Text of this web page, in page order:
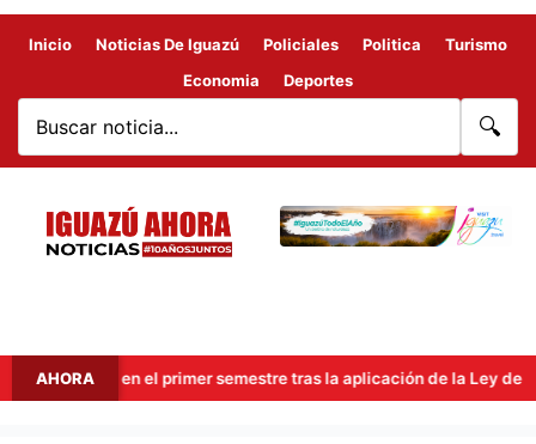
Inicio Noticias De Iguazú Policiales Politica
Turismo
Economia
Deportes
🔍
AHORAen el primer semestre tras la aplicación de la Ley de